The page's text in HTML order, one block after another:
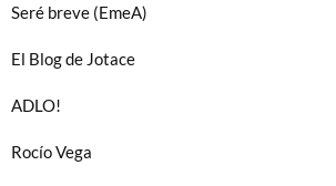
Seré breve (EmeA)
El Blog de Jotace
ADLO!
Rocío Vega